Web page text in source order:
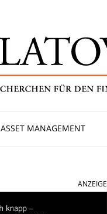
ASSET MANAGEMENT
ANZEIGE